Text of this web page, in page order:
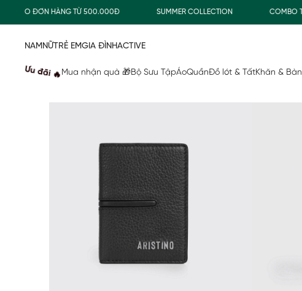
CHO ĐƠN HÀNG TỪ 500.000Đ SUMMER COLLECTION COMBO TIẾT
NAMNỮTRẺ EMGIA ĐÌNHACTIVE
Ưu đãi 🔥 Mua nhận quà 🎁Bộ Sưu TậpÁoQuầnĐồ lót & TấtKhăn &